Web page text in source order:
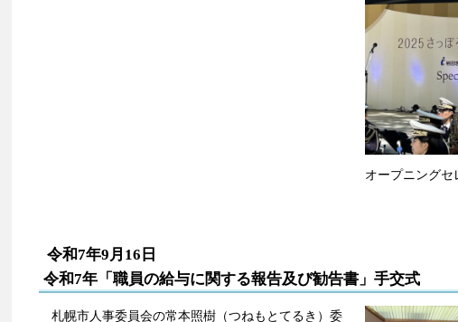
オープニング
令和7年9月16日
令和7年「職員の給与に関する報告及び勧告書」手交式
札幌市人事委員会の常本照樹（つねもとてるき）委